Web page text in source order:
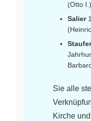
(Otto I.)
Salier
Staufer
Sie alle
Kirche